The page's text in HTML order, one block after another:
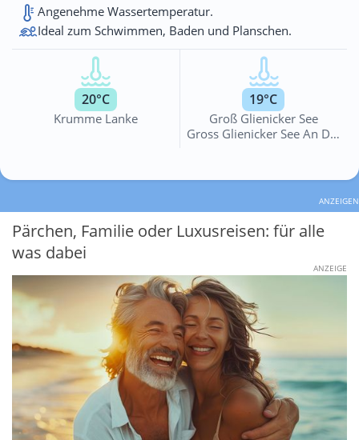
Angenehme Wassertemperatur.
Ideal zum Schwimmen, Baden und Planschen.
20°C
Krumme Lanke
19°C
Groß Glienicker See
Gross Glienicker See An Der Badewiese
ANZEIGEN
Pärchen, Familie oder Luxusreisen: für alle
was dabei
ANZEIGE